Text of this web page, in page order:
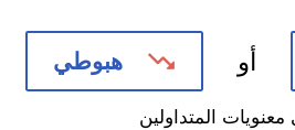
أو هبوطي
المتداولين